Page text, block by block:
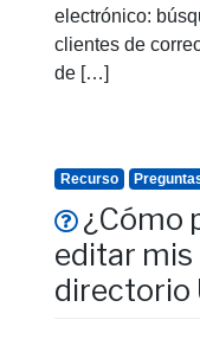
electrónico:
clientes de
de […]
Recurso
¿Cómo
editar mis
directorio